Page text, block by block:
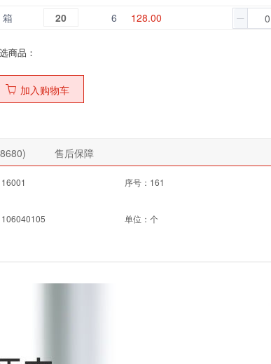
箱 20 6 128.00
商品：
加入购物车
8680) 售后保障
序号：161
单位：个